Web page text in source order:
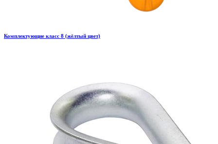
Комплектующие класс 8 (жёлтый цвет)